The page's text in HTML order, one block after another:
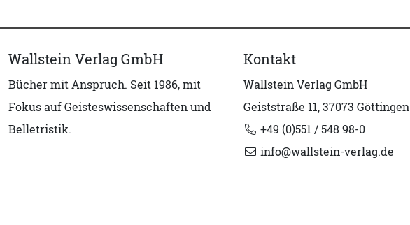
Wallstein Verlag GmbH
Bücher mit Anspruch. Seit 1986, mit
Fokus auf Geisteswissenschaften und
Belletristik.
Kontakt
Wallstein Verlag GmbH
Geiststraße 11, 37073 Göttingen
+49 (0)551 / 548 98-0
info@wallstein-verlag.de